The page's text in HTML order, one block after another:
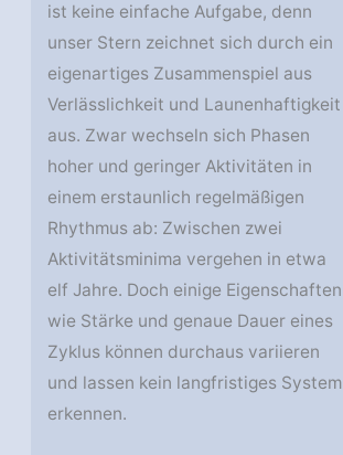
ist keine einfache Aufgabe, denn
unser Stern zeichnet sich durch ein
eigenartiges Zusammenspiel aus
Verlässlichkeit und Launenhaftigkeit
aus. Zwar wechseln sich Phasen
hoher und geringer Aktivitäten in
einem erstaunlich regelmäßigen
Rhythmus ab: Zwischen zwei
Aktivitätsminima vergehen in etwa
elf Jahre. Doch einige Eigenschaften
wie Stärke und genaue Dauer eines
Zyklus können durchaus variieren
und lassen kein langfristiges System
erkennen.